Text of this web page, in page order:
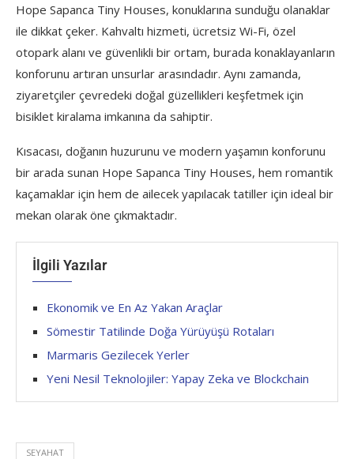
Hope Sapanca Tiny Houses, konuklarına sunduğu olanaklar
ile dikkat çeker. Kahvaltı hizmeti, ücretsiz Wi-Fi, özel
otopark alanı ve güvenlikli bir ortam, burada konaklayanların
konforunu artıran unsurlar arasındadır. Aynı zamanda,
ziyaretçiler çevredeki doğal güzellikleri keşfetmek için
bisiklet kiralama imkanına da sahiptir.
Kısacası, doğanın huzurunu ve modern yaşamın konforunu
bir arada sunan Hope Sapanca Tiny Houses, hem romantik
kaçamaklar için hem de ailecek yapılacak tatiller için ideal bir
mekan olarak öne çıkmaktadır.
İlgili Yazılar
Ekonomik ve En Az Yakan Araçlar
Sömestir Tatilinde Doğa Yürüyüşü Rotaları
Marmaris Gezilecek Yerler
Yeni Nesil Teknolojiler: Yapay Zeka ve Blockchain
SEYAHAT